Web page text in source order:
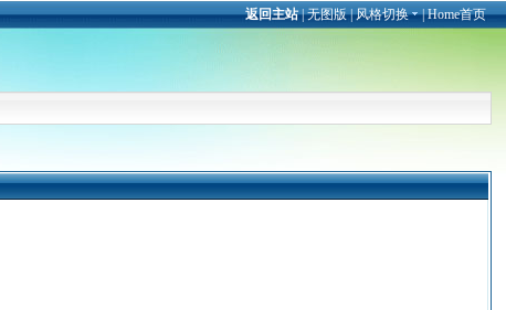
返回主站|无图版|风格切换 |Home首页